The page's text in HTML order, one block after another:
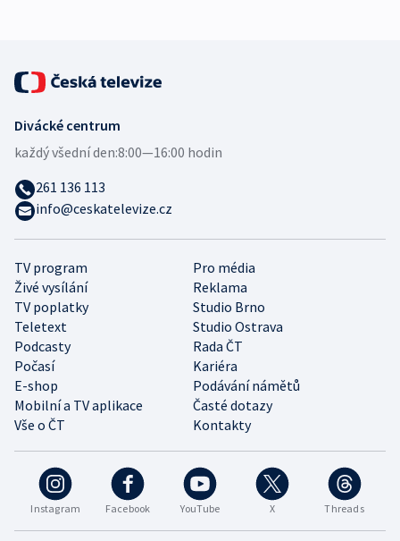
Instagram Facebook YouTube X Threads
TV program
Pro média
Živé vysílání
Reklama
TV poplatky
Studio Brno
Teletext
Studio Ostrava
Podcasty
Rada ČT
Počasí
Kariéra
E-shop
Podávání námětů
Mobilní a TV aplikace
Časté dotazy
Vše o ČT
Kontakty
Divácké centrum
každý všední den:8:00—16:00 hodin
261 136 113
info@ceskatelevize.cz